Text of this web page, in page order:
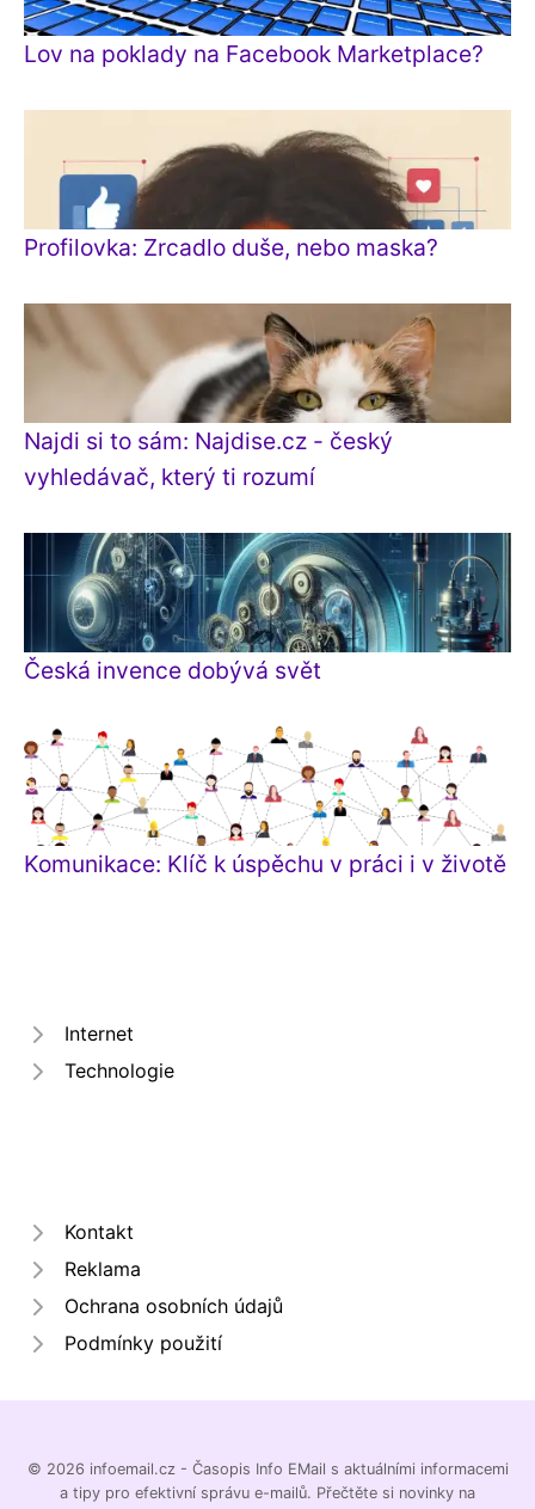
Lov na poklady na Facebook Marketplace?
Profilovka: Zrcadlo duše, nebo maska?
Najdi si to sám: Najdise.cz - český
vyhledávač, který ti rozumí
Česká invence dobývá svět
Komunikace: Klíč k úspěchu v práci i v životě
Internet
Technologie
Kontakt
Reklama
Ochrana osobních údajů
Podmínky použití
© 2026 infoemail.cz - Časopis Info EMail s aktuálními informacemi
a tipy pro efektivní správu e-mailů. Přečtěte si novinky na